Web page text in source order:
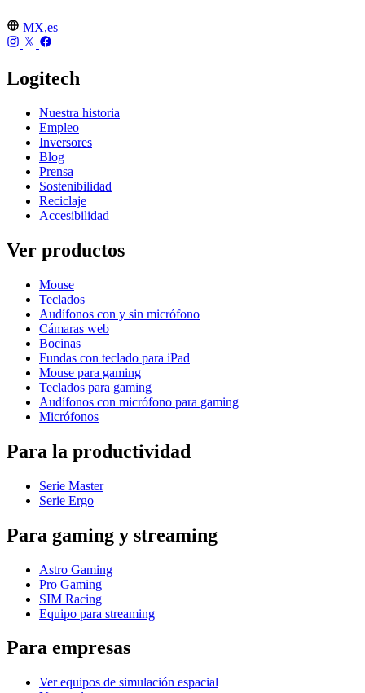
MX,es
Logitech
Nuestra historia
Empleo
Inversores
Blog
Prensa
Sostenibilidad
Reciclaje
Accesibilidad
Ver productos
Mouse
Teclados
Audífonos con y sin micrófono
Cámaras web
Bocinas
Fundas con teclado para iPad
Mouse para gaming
Teclados para gaming
Audífonos con micrófono para gaming
Micrófonos
Para la productividad
Serie Master
Serie Ergo
Para gaming y streaming
Astro Gaming
Pro Gaming
SIM Racing
Equipo para streaming
Para empresas
Ver equipos de simulación espacial